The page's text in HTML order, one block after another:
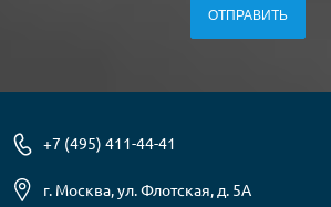
+7 (495) 411-44-41
г. Москва, ул. Флотская, д. 5А